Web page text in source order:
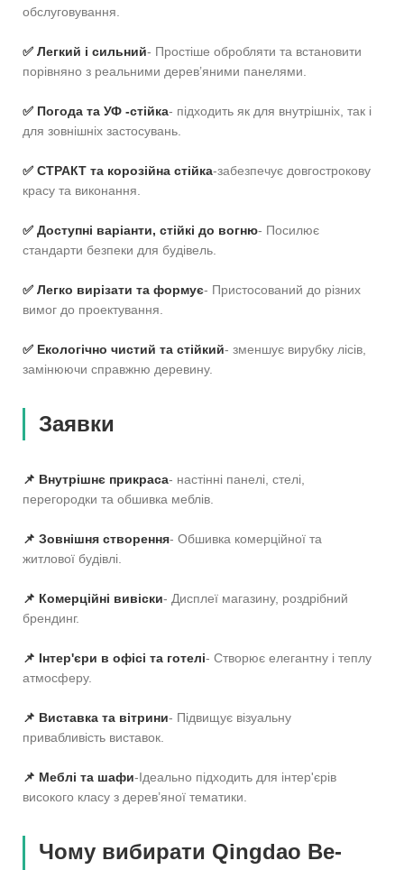
обслуговування.
✅ Легкий і сильний- Простіше обробляти та встановити
порівняно з реальними дерев’яними панелями.
✅ Погода та УФ -стійка- підходить як для внутрішніх, так і
для зовнішніх застосувань.
✅ СТРАКТ та корозійна стійка-забезпечує довгострокову
красу та виконання.
✅ Доступні варіанти, стійкі до вогню- Посилює
стандарти безпеки для будівель.
✅ Легко вирізати та формує- Пристосований до різних
вимог до проектування.
✅ Екологічно чистий та стійкий- зменшує вирубку лісів,
замінюючи справжню деревину.
Заявки
📌 Внутрішнє прикраса- настінні панелі, стелі,
перегородки та обшивка меблів.
📌 Зовнішня створення- Обшивка комерційної та
житлової будівлі.
📌 Комерційні вивіски- Дисплеї магазину, роздрібний
брендинг.
📌 Інтер'єри в офісі та готелі- Створює елегантну і теплу
атмосферу.
📌 Виставка та вітрини- Підвищує візуальну
привабливість виставок.
📌 Меблі та шафи-Ідеально підходить для інтер'єрів
високого класу з дерев’яної тематики.
Чому вибирати Qingdao Be-